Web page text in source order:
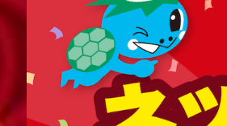
レース結果
出走表・前日予想PDF
モーター抽選結果・前検